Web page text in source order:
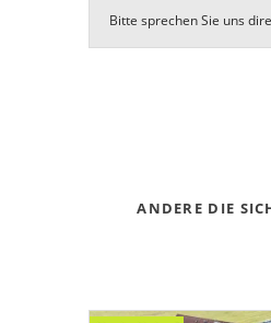
Bitte sprechen Sie uns
ANDERE DIE